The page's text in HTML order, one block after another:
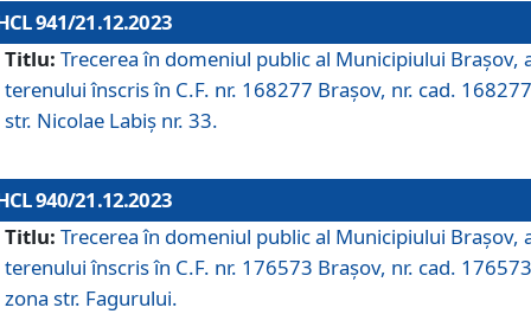
941/21.12.2023
Titlu: Trecerea în domeniul public al Municipiului Braşov,
terenului înscris în C.F. nr. 168277 Brașov, nr. cad.
str. Nicolae Labiș nr. 33.
940/21.12.2023
Titlu: Trecerea în domeniul public al Municipiului Braşov,
terenului înscris în C.F. nr. 176573 Brașov, nr. cad.
zona str. Fagurului.